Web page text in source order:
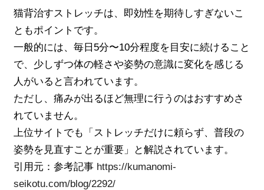
猫背治すストレッチは、即効性を期待しすぎないこ
ともポイントです。
一般的には、毎日5分〜10分程度を目安に続けること
で、少しずつ体の軽さや姿勢の意識に変化を感じる
人がいると言われています。
ただし、痛みが出るほど無理に行うのはおすすめさ
れていません。
上位サイトでも「ストレッチだけに頼らず、普段の
姿勢を見直すことが重要」と解説されています。
引用元：参考記事 https://kumanomi-
seikotu.com/blog/2292/